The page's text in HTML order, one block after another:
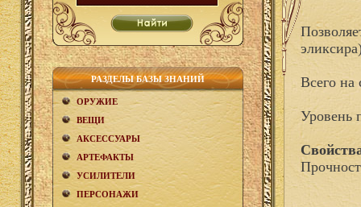
РАЗДЕЛЫ БАЗЫ ЗНАНИЙ
ОРУЖИЕ
ВЕЩИ
АКCЕСCУАРЫ
АРТЕФАКТЫ
УСИЛИТЕЛИ
ПЕРСОНАЖИ
Всего на
Уровень